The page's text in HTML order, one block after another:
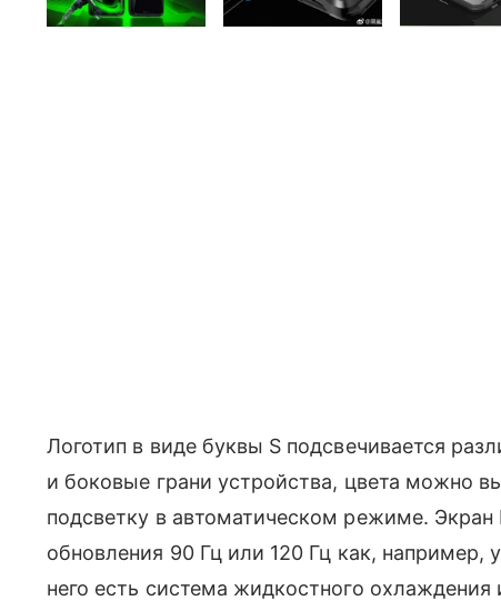
Логотип в виде буквы S подсвечивается
и боковые грани устройства, цвета можно
подсветку в автоматическом режиме. Экран
обновления 90 Гц или 120 Гц как, например, у
него есть система жидкостного